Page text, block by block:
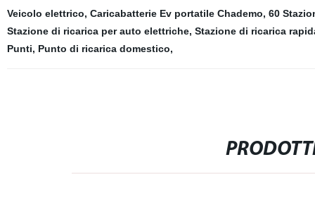
Veicolo elettrico, Caricabatterie Ev portatile Chademo, 60
Stazione di ricarica per auto elettriche, Stazione di ricarica
Punti, Punto di ricarica domestico,